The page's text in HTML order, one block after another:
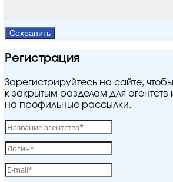
Сохранить
Регистрация
Зарегистрируйтесь на сайте,
к закрытым разделам для агентств
на профильные рассылки.